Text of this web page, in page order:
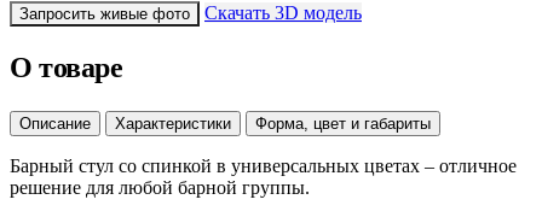
Запросить живые фото Скачать 3D модель
О товаре
Описание Характеристики Форма, цвет и габариты
Барный стул со спинкой в универсальных цветах – отличное
решение для любой барной группы.